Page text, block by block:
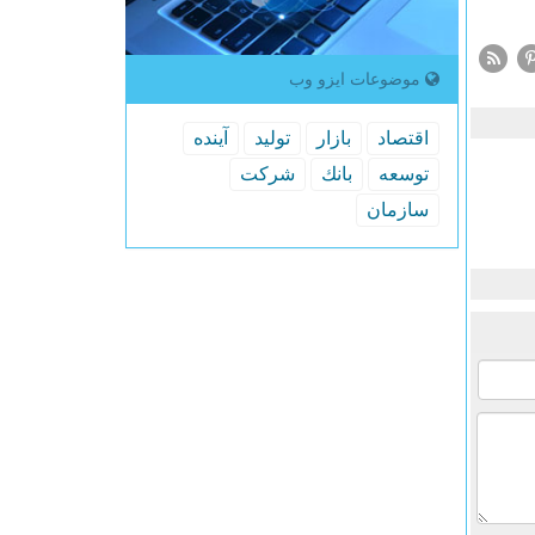
موضوعات ایزو وب
اقتصاد بازار تولید
آینده
توسعه
بانك
شركت
سازمان